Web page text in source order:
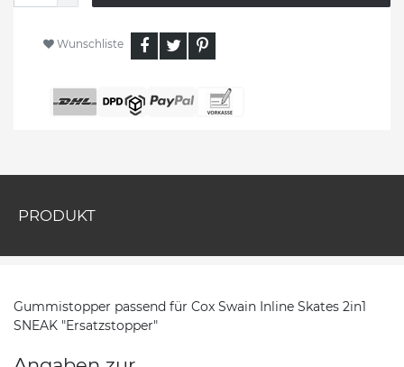
Wunschliste
PRODUKT
Gummistopper passend für Cox Swain Inline Skates 2in1
SNEAK "Ersatzstopper"